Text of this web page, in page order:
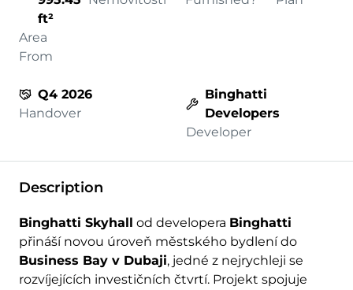
ft²
Area
From
Q4 2026
Handover
Binghatti
Developers
Developer
Description
Binghatti Skyhall od developera Binghatti
přináší novou úroveň městského bydlení do
Business Bay v Dubaji, jedné z nejrychleji se
rozvíjejících investičních čtvrtí. Projekt spojuje